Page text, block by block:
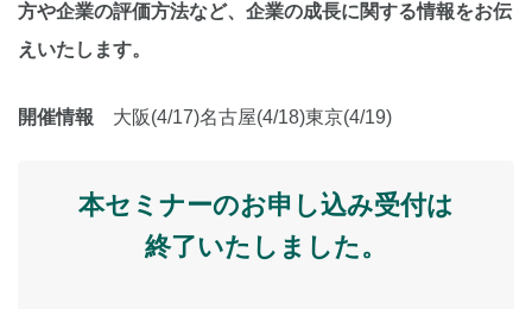
方や企業の評価方法など、企業の成長に関する情報をお伝
えいたします。
開催情報 大阪(4/17)名古屋(4/18)東京(4/19)
本セミナーのお申し込み受付は
終了いたしました。